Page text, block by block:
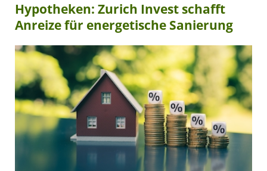
Hypotheken: Zurich Invest schafft
Anreize für energetische Sanierung